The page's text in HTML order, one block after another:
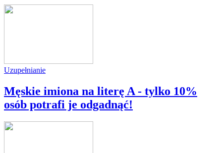
Uzupełnianie
Męskie imiona na literę A - tylko 10%
osób potrafi je odgadnąć!